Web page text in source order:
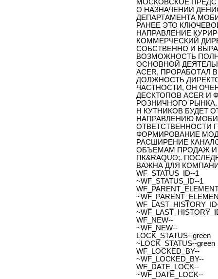
МОСКОВСКОЕ
О НАЗНАЧЕНИИ
ДЕПАРТАМЕНТА
РАНЕЕ ЭТО
НАПРАВЛЕНИЕ
КОММЕРЧЕСКИЙ
СОБСТВЕННО И
ВОЗМОЖНОСТЬ
ОСНОВНОЙ
ACER, ПРОРАБОТАЛ
ДОЛЖНОСТЬ
ЧАСТНОСТИ, ОН
ДЕСКТОПОВ ACER И
РОЗНИЧНОГО РЫНКА.
Н КУТНИКОВ БУДЕТ
НАПРАВЛЕНИЮ
ОТВЕТСТВЕННОСТИ
ФОРМИРОВАНИЕ
РАСШИРЕНИЕ
ОБЪЕМАМ ПРОДАЖ И
ПК&RAQUO;.
ВАЖНА ДЛЯ
WF_STATUS_ID--1
~WF_STATUS_ID--1
WF_NEW--
~WF_NEW--
LOCK_STATUS--green
~LOCK_STATUS--green
WF_LOCKED_BY--
~WF_LOCKED_BY--
WF_DATE_LOCK--
~WF_DATE_LOCK--